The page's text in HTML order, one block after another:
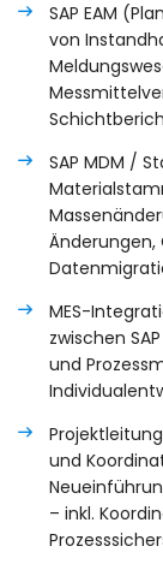
SAP EAM
von
SAP MDM /
MES-
zwischen
und
und
– inkl.